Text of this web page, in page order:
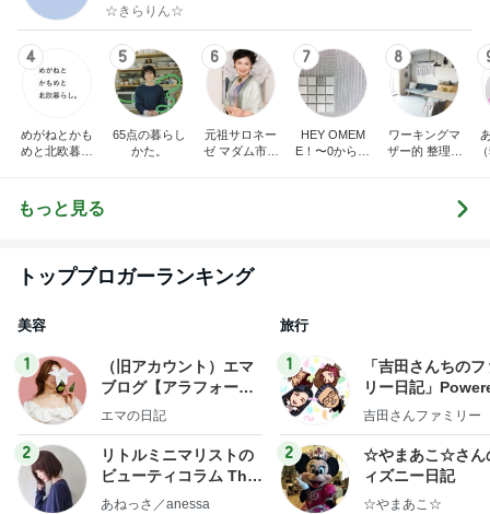
☆きらりん☆
4
めがねとかも
めと北欧暮ら
5
65点の暮らし
かた。
6
元祖サロネー
ゼ マダム市川
7
HEY OMEM
E！〜0からの
8
ワーキングマ
ザー的 整理収
もっと見る
トップブロガーランキング
美容
1
（旧アカウント）エマ
ブログ【アラフォー会
社売却セカンドライ
エマの日記
2
リトルミニマリストの
ビューティコラム The
little minimalist's bea
あねっさ／anessa
旅行
1
「吉田さんちの
リー日記」
y Ameba 吉田さ
ログ
吉田さんファミリー
2
☆やまあこ☆さん
ィズニー日記
☆やまあこ☆